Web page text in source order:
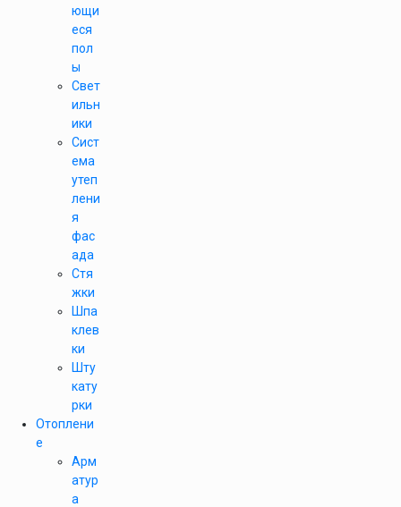
ющи
еся
пол
ы
Свет
ильн
ики
Сист
ема
утеп
лени
я
фас
ада
Стя
жки
Шпа
клев
ки
Шту
кату
рки
Отоплени
е
Арм
атур
а